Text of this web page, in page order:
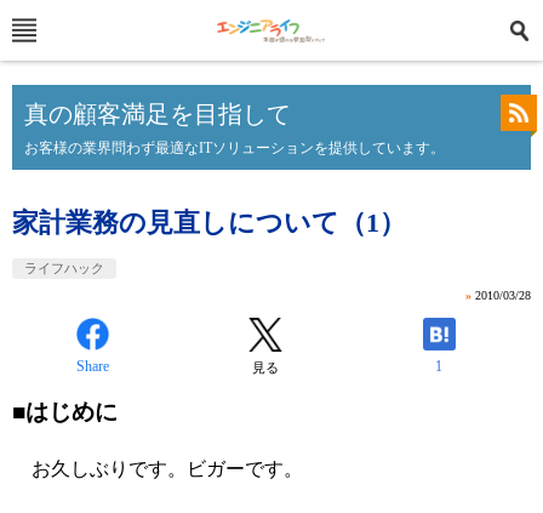
真の顧客満足を目指して
お客様の業界問わず最適なITソリューションを提供しています。
家計業務の見直しについて（1）
ライフハック
» 2010/03/28
Share 見る 1
■はじめに
お久しぶりです。ビガーです。